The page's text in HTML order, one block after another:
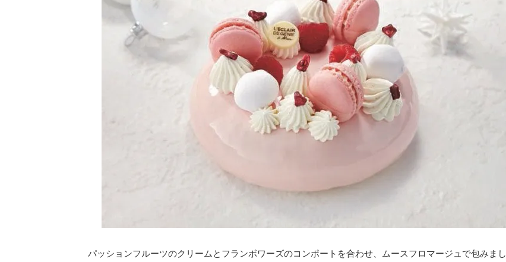
パッションフルーツのクリームとフランボワーズのコンポートを合わせ、ムースフロマージュで包みまし